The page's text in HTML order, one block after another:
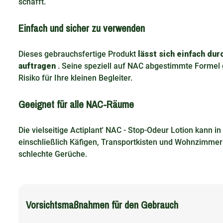
Einfach und sicher zu verwenden
Dieses gebrauchsfertige Produkt lässt sich einfach
auftragen . Seine speziell auf NAC abgestimmte
Risiko für Ihre kleinen Begleiter.
Geeignet für alle NAC-Räume
Die vielseitige Actiplant' NAC - Stop-Odeur Lotion kann
einschließlich Käfigen, Transportkisten und
schlechte Gerüche.
Vorsichtsmaßnahmen für den Gebrauch